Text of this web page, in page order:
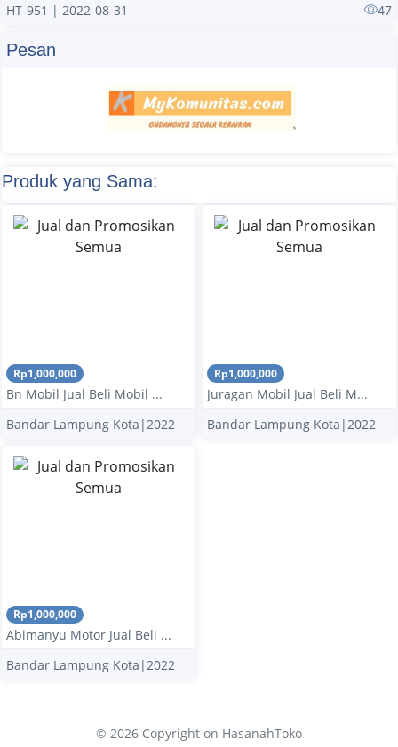
HT-951 | 2022-08-31 47
Pesan
Produk yang Sama:
Rp1,000,000
Bn Mobil Jual Beli Mobil ...
Bandar Lampung Kota|2022
Rp1,000,000
Juragan Mobil Jual Beli M...
Bandar Lampung Kota|2022
Rp1,000,000
Abimanyu Motor Jual Beli ...
Bandar Lampung Kota|2022
© 2026 Copyright on HasanahToko